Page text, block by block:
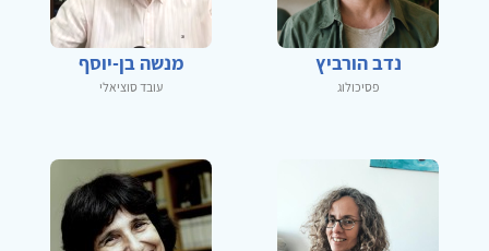
נדב הורביץ
פסיכולוג
מנשה בן-יוסף
עובד סוציאלי